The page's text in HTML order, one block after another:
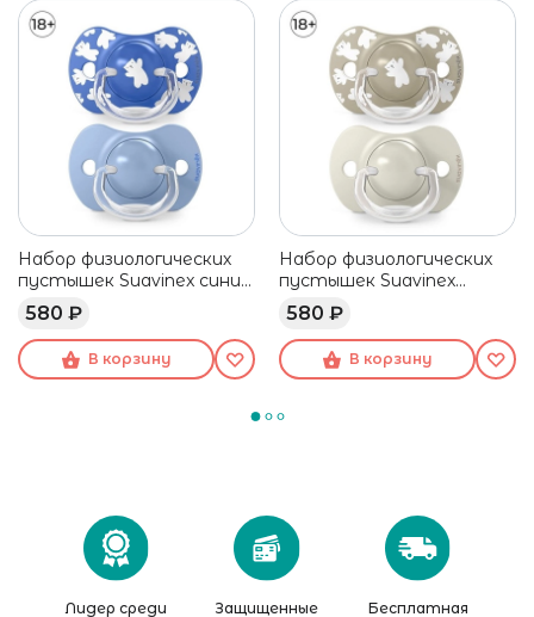
Набор физиологических
пустышек Suavinex синий,
18+ мес, 2 шт
580 ₽
В корзину
Набор физиологических
пустышек Suavinex
бежевый, 18+ мес, 2 шт
580 ₽
В корзину
Лидер среди
Защищенные
Бесплатная